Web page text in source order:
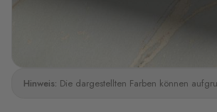
Hinweis: Die dargestellten Farben können